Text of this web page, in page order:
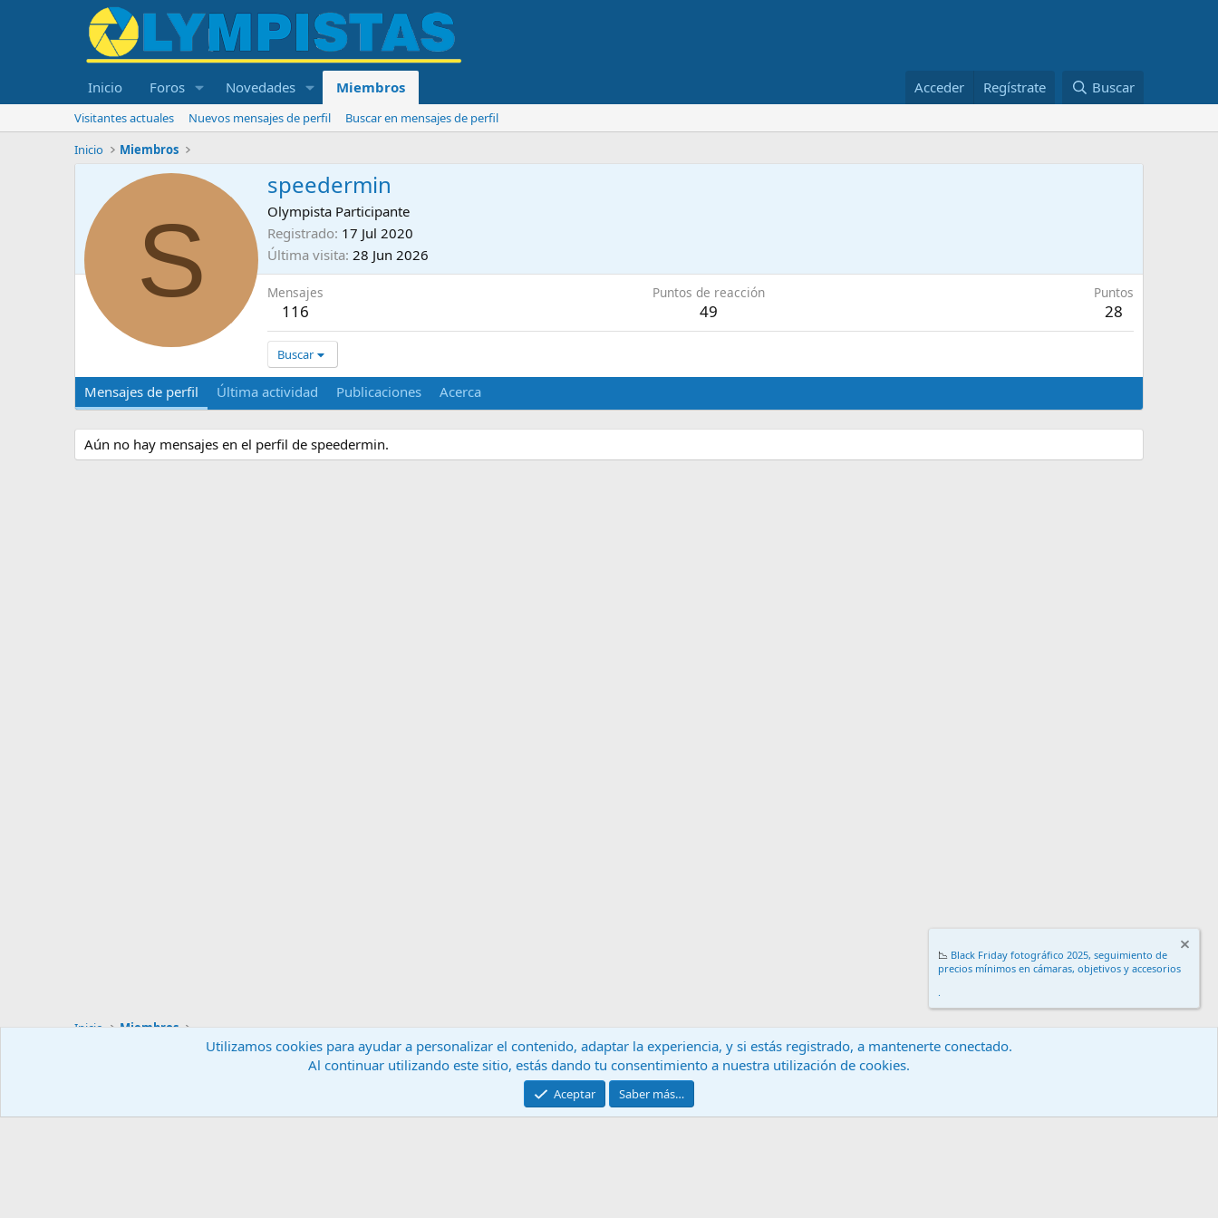
Inicio Foros Novedades Miembros Acceder Regístrate Buscar
Visitantes actuales Nuevos mensajes de perfil
Buscar en mensajes de perfil
Inicio
Miembros
S
speedermin
Olympista Participante
Registrado 17 Jul 2020
Última visita 28 Jun 2026
Mensajes
116
Puntos de reacción
49
Puntos
28
Buscar
Mensajes de perfil Última actividad Publicaciones Acerca
Aún no hay mensajes en el perfil de speedermin.
Inicio Miembros
Contáctanos Términos y reglas
Community platform by XenForo® © 2010-2024 XenForo Ltd.
📉 Black Friday fotográfico 2025, seguimiento de
precios mínimos en cámaras, objetivos y accesorios
.
Utilizamos cookies para ayudar a personalizar el contenido, adaptar la experiencia, y si estás registrado, a mantenerte conectado.
Al continuar utilizando este sitio, estás dando tu consentimiento a nuestra utilización de cookies.
Aceptar Saber más…